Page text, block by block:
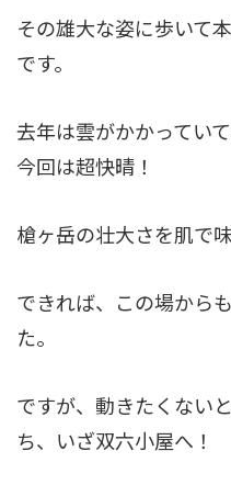
その雄大な姿に歩いて
です。
去年は雲がかかってい
今回は超快晴！
槍ヶ岳の壮大さを肌で
できれば、この場から
た。
ですが、動きたくない
ち、いざ双六小屋へ！